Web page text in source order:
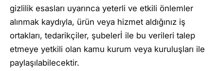
gizlilik esasları uyarınca yeterli ve etkili önlemler
alınmak kaydıyla, ürün veya hizmet aldığınız iş
ortakları, tedarikçiler, şubelerİ ile bu verileri talep
etmeye yetkili olan kamu kurum veya kuruluşları ile
paylaşılabilecektir.